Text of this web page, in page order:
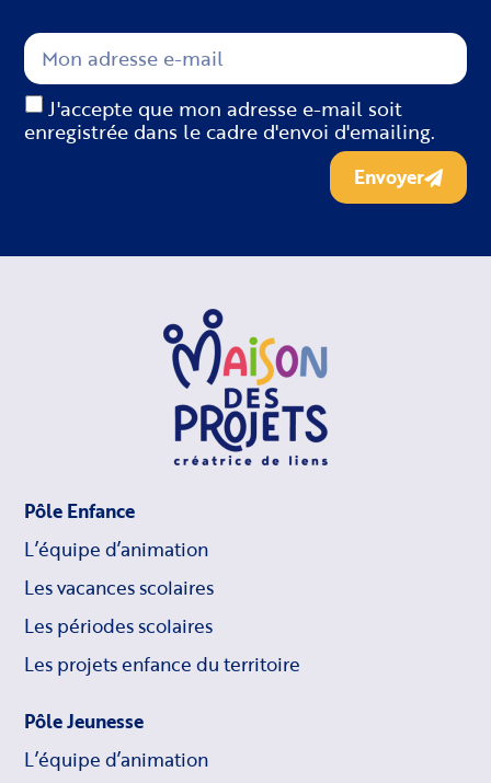
J'accepte que mon adresse e-mail soit
enregistrée dans le cadre d'envoi d'emailing.
Envoyer
Pôle Enfance
L’équipe d’animation
Les vacances scolaires
Les périodes scolaires
Les projets enfance du territoire
Pôle Jeunesse
L’équipe d’animation